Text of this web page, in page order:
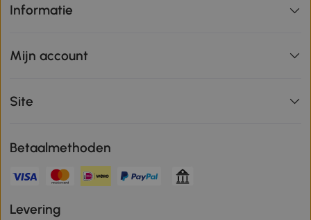
Informatie
Mijn account
Site
Betaalmethoden
Levering